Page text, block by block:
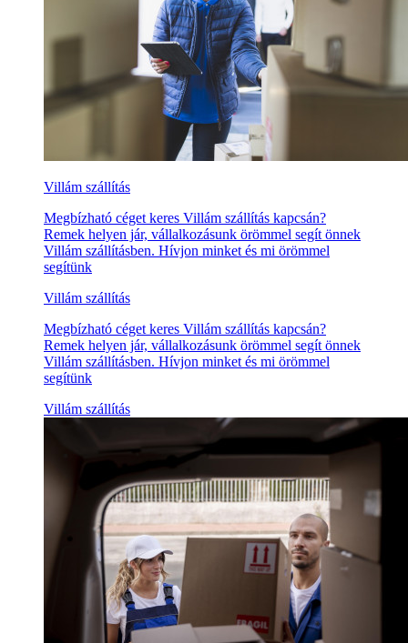
Villám szállítás
Megbízható céget keres Villám szállítás kapcsán?
Remek helyen jár, vállalkozásunk örömmel segít önnek
Villám szállításben. Hívjon minket és mi örömmel
segítünk
Villám szállítás
Megbízható céget keres Villám szállítás kapcsán?
Remek helyen jár, vállalkozásunk örömmel segít önnek
Villám szállításben. Hívjon minket és mi örömmel
segítünk
Villám szállítás